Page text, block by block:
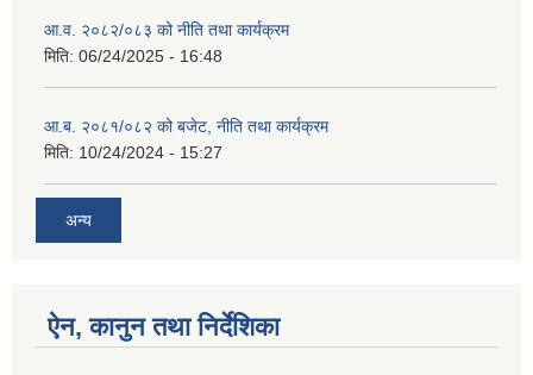
आ.व. २०८२/०८३ को नीति तथा कार्यक्रम
मिति: 06/24/2025 - 16:48
आ.ब. २०८१/०८२ को बजेट, नीति तथा कार्यक्रम
मिति: 10/24/2024 - 15:27
अन्य
ऐन, कानुन तथा निर्देशिका